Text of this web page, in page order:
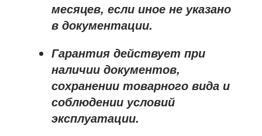
месяцев, если иное не указано
в документации.
Гарантия действует при
наличии документов,
сохранении товарного вида и
соблюдении условий
эксплуатации.